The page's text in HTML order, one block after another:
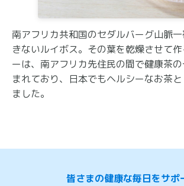
南アフリカ共和国のセダルバーグ山脈
きないルイボス。その葉を乾燥させて
ーは、南アフリカ先住民の間で健康茶
まれており、日本でもヘルシーなお茶
ました。
皆さまの健康な毎日をサポ